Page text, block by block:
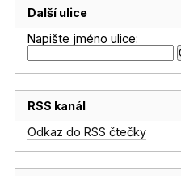
Další ulice
Napište jméno ulice:
RSS kanál
Odkaz do RSS čtečky